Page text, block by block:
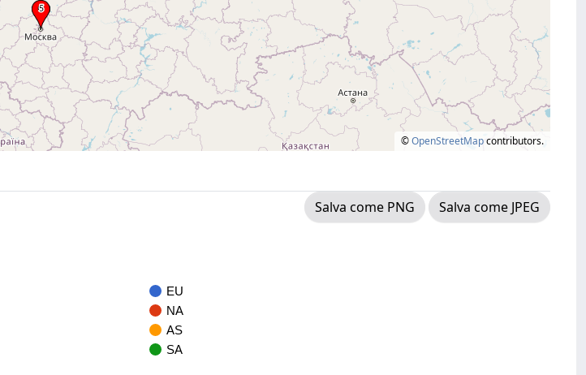
©OpenStreetMapcontributors.
Salva come PNG
Salva come JPEG
EU
NA
AS
SA